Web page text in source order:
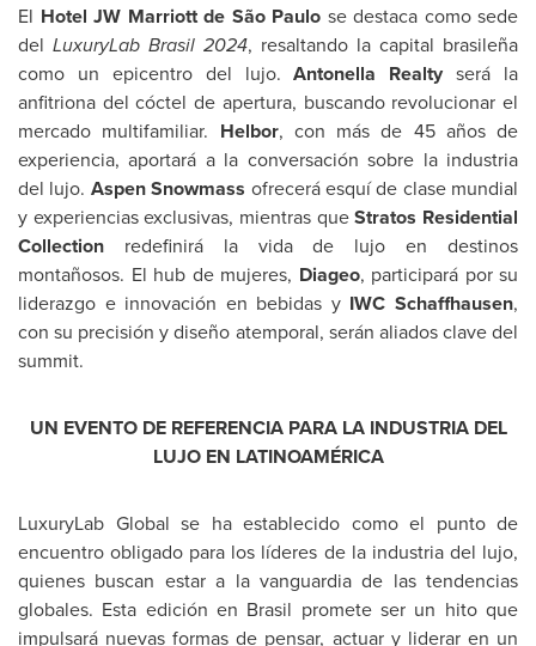
El Hotel JW Marriott de São Paulo se destaca como sede
del LuxuryLab Brasil 2024, resaltando la capital brasileña
como un epicentro del lujo.Antonella Realty será la
anfitriona del cóctel de apertura, buscando revolucionar el
mercado multifamiliar. Helbor, con más de 45 años de
experiencia, aportará a la conversación sobre la industria
del lujo. AspenSnowmass ofrecerá esquí de clase mundial
y experiencias exclusivas, mientras queStratos Residential
Collection redefinirá la vida de lujo en destinos
montañosos. El hub de mujeres, Diageo, participará por su
liderazgo e innovación en bebidas y IWC Schaffhausen,
con su precisión y diseño atemporal, serán aliados clave del
summit.
UN EVENTO DE REFERENCIA PARA LA INDUSTRIA DEL
LUJO EN LATINOAMÉRICA
LuxuryLab Global se ha establecido como el punto de
encuentro obligado para los líderes de la industria del lujo,
quienes buscan estar a la vanguardia de las tendencias
globales. Esta edición en Brasil promete ser un hito que
impulsará nuevas formas de pensar, actuar y liderar en un